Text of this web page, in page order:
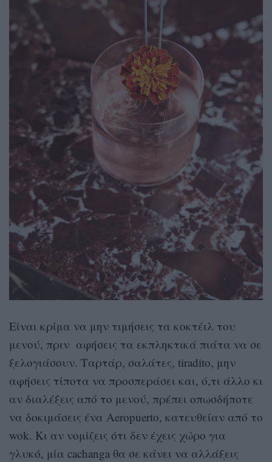
Είναι κρίμα να μην τιμήσεις τα κοκτέιλ του
μενού, πριν αφήσεις τα εκπληκτικά πιάτα να σε
ξελογιάσουν. Ταρτάρ, σαλάτες, tiradito, μην
αφήσεις τίποτα να προσπεράσει και, ό,τι άλλο κι
αν διαλέξεις από το μενού, πρέπει οπωσδήποτε
να δοκιμάσεις ένα Aeropuerto, κατευθείαν από το
wok. Κι αν νομίζεις ότι δεν έχεις χώρο για
γλυκό, μία cachanga θα σε κάνει να αλλάξεις